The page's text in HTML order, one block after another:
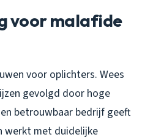
voor malafide
voor oplichters. Wees
gevolgd door hoge
betrouwbaar bedrijf geeft
werkt met duidelijke